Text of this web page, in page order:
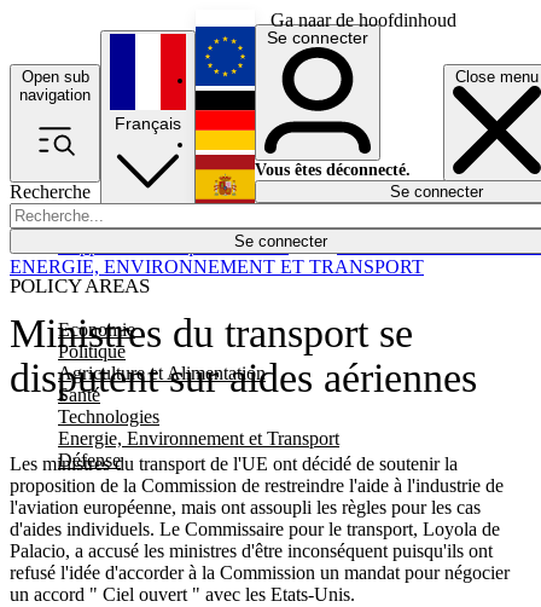
Ga naar de hoofdinhoud
Open sub
navigation
Close menu
Recherche
Se connecter
POLICY AREAS
Economie
Politique
Agriculture et Alimentation
Santé
Technologies
Energie, Environnement et Transport
Défense
Économie
Français
English
Deutsch
Español
Se connecter
Vous êtes déconnecté.
Se connecter
Ministres du transport se
disputent sur aides aériennes
Les ministres du transport de l'UE ont décidé de soutenir la
proposition de la Commission de restreindre l'aide à l'industrie de
l'aviation européenne, mais ont assoupli les règles pour les cas
d'aides individuels. Le Commissaire pour le transport, Loyola de
Palacio, a accusé les ministres d'être inconséquent puisqu'ils ont
refusé l'idée d'accorder à la Commission un mandat pour négocier
un accord " Ciel ouvert " avec les Etats-Unis.
ENERGIE, ENVIRONNEMENT ET TRANSPORT